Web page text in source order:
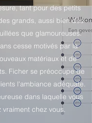
tant pour des petits
grands, aussi bien des
que glamoureuses.
cesse motivés par la
matériaux et de
Ficher se préoccupe de
l'ambiance adéquate.
dans laquelle vous
vraiment chez vous.